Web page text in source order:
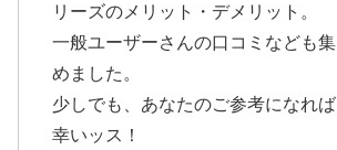
リーズのメリット・デメリット。
一般ユーザーさんの口コミなども集
めました。
少しでも、あなたのご参考になれば
幸いッス！